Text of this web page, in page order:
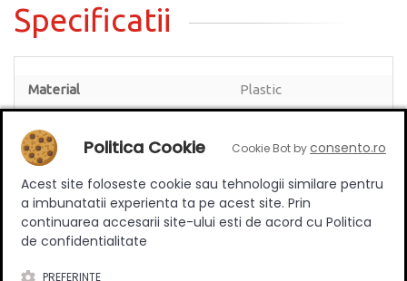
Specificatii
Material
Plastic
Indice de Protectie
IP20
Alimentare
12V
Culoare lumina
Lumina rece
Kelvin
Politica Cookie Cookie Bot byconsento.ro
Acest site foloseste cookie sau tehnologii similare pentru
a imbunatatii experienta ta pe acest site. Prin
continuarea accesarii site-ului esti de acord cu Politica
de confidentialitate
PREFERINTE